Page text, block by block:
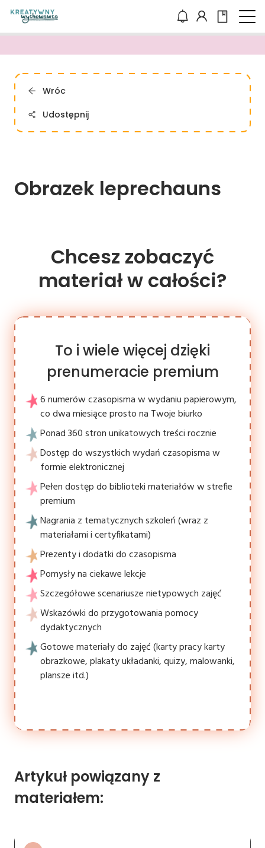
Wróc
Udostępnij
Obrazek leprechauns
Chcesz zobaczyć
materiał w całości?
To i wiele więcej dzięki
prenumeracie premium
6 numerów czasopisma w wydaniu papierowym,
co dwa miesiące prosto na Twoje biurko
Ponad 360 stron unikatowych treści rocznie
Dostęp do wszystkich wydań czasopisma w
formie elektronicznej
Pełen dostęp do biblioteki materiałów w strefie
premium
Nagrania z tematycznych szkoleń (wraz z
materiałami i certyfikatami)
Prezenty i dodatki do czasopisma
Pomysły na ciekawe lekcje
Szczegółowe scenariusze nietypowych zajęć
Wskazówki do przygotowania pomocy
dydaktycznych
Gotowe materiały do zajęć (karty pracy karty
obrazkowe, plakaty układanki, quizy, malowanki,
plansze itd.)
Artykuł powiązany z
materiałem: